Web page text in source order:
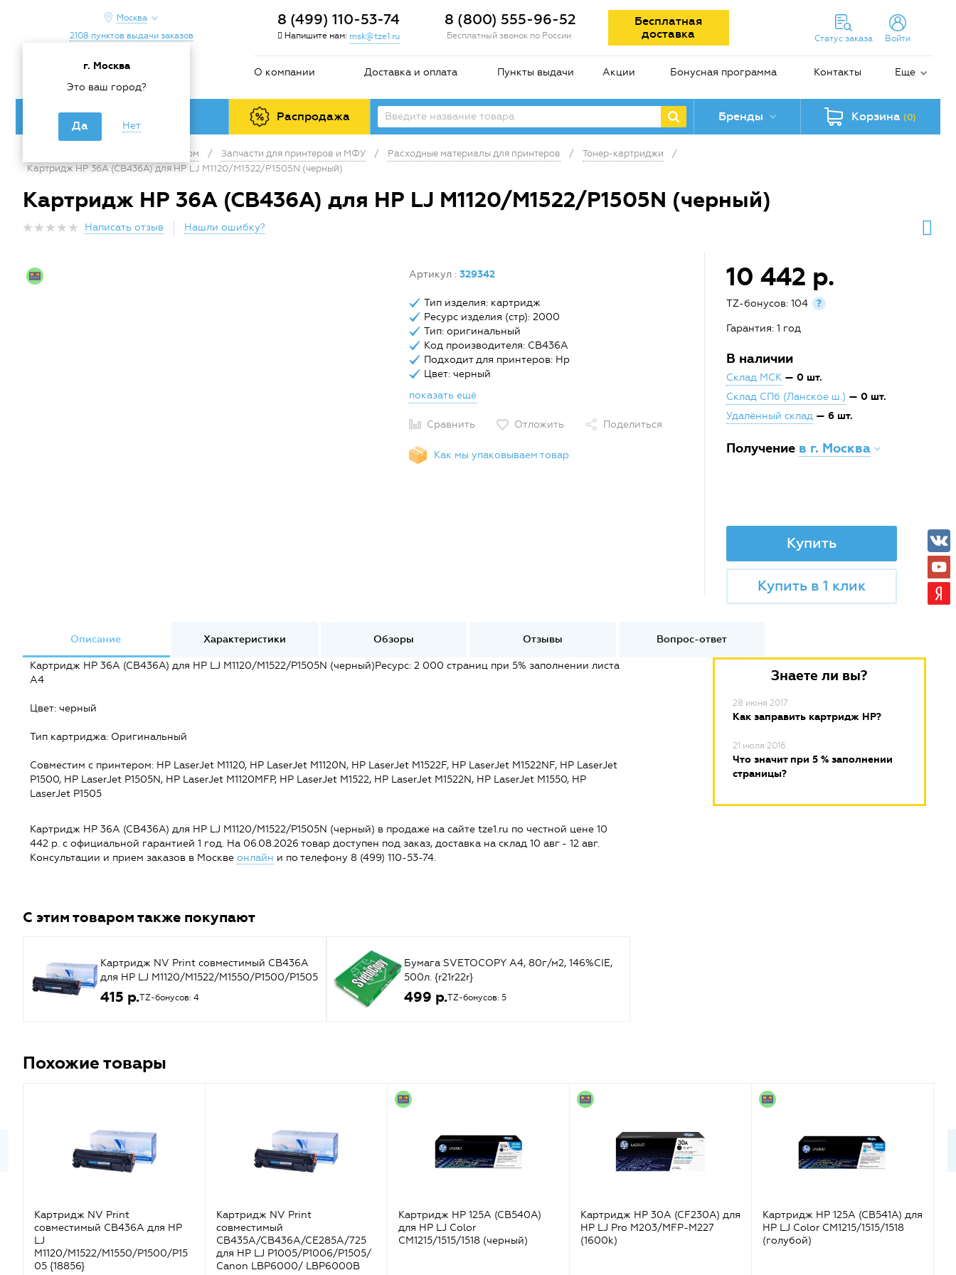
Москва
г. Москва
Это ваш город?
Да Нет
2108 пунктов выдачи заказов
8 (499) 110-53-74
Напишите нам: msk@tze1.ru
8 (800) 555-96-52
Бесплатный звонок по России
Бесплатная
доставка
Статус заказа Войти
О компании Доставка и оплата Пункты выдачи Акции Бонусная программа Контакты Еще
Каталог товаров Распродажа Бренды Корзина (0)
Офис и дом / Запчасти для принтеров и МФУ / Расходные материалы для принтеров / Тонер-картриджи
/
Картридж HP 36A (CB436A) для HP LJ M1120/M1522/P1505N (черный)
Картридж HP 36A (CB436A) для HP LJ M1120/M1522/P1505N (черный)
Написать отзыв Нашли ошибку?
Артикул : 329342
Тип изделия: картридж
Ресурс изделия (стр): 2000
Тип: оригинальный
Код производителя: CB436A
Подходит для принтеров: Hp
Цвет: черный
показать ещё
Сравнить Отложить Поделиться
Как мы упаковываем товар
10 442 р.
TZ-бонусов: 104 ?
Гарантия: 1 год
В наличии
Склад МСК — 0 шт.
Склад СПб (Ланское ш.) — 0 шт.
Удалённый склад — 6 шт.
Получение в г. Москва
Купить
Купить в 1 клик
Описание Характеристики Обзоры Отзывы Вопрос-ответ
Картридж HP 36A (CB436A) для HP LJ M1120/M1522/P1505N (черный)Ресурс: 2 000 страниц при 5% заполнении листа
A4
Цвет: черный
Тип картриджа: Оригинальный
Совместим с принтером: HP LaserJet M1120, HP LaserJet M1120N, HP LaserJet M1522F, HP LaserJet M1522NF, HP LaserJet
P1500, HP LaserJet P1505N, HP LaserJet M1120MFP, HP LaserJet M1522, HP LaserJet M1522N, HP LaserJet M1550, HP
LaserJet P1505
Картридж HP 36A (CB436A) для HP LJ M1120/M1522/P1505N (черный) в продаже на сайте tze1.ru по честной цене 10
442 р. с официальной гарантией 1 год. На 06.08.2026 товар доступен под заказ, доставка на склад 10 авг - 12 авг.
Консультации и прием заказов в Москве онлайн и по телефону 8 (499) 110-53-74.
Знаете ли вы?
28 июня 2017
Как заправить картридж HP?
21 июля 2016
Что значит при 5 % заполнении
страницы?
С этим товаром также покупают
Картридж NV Print совместимый CB436A
для HP LJ M1120/M1522/M1550/P1500/P1505
{18856}
415 р.TZ-бонусов: 4
Бумага SVETOCOPY A4, 80г/м2, 146%CIE,
500л. {r21r22r}
499 р.TZ-бонусов: 5
Похожие товары
Картридж NV Print
совместимый CB436A для HP
LJ
M1120/M1522/M1550/P1500/P15
05 {18856}
Картридж NV Print
совместимый
CB435A/CB436A/CE285A/725
для HP LJ P1005/P1006/P1505/
Canon LBP6000/ LBP6000B
Картридж HP 125A (CB540A)
для HP LJ Color
CM1215/1515/1518 (черный)
Картридж HP 30A (CF230A) для
HP LJ Pro M203/MFP-M227
(1600k)
Картридж HP 125A (CB541A) для
HP LJ Color CM1215/1515/1518
(голубой)